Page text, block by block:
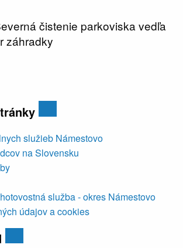
čistenie parkoviska vedľa
záhradky
služieb Námestovo
na Slovensku
služba - okres Námestovo
údajov a cookies